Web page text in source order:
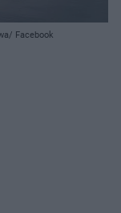
Facebook